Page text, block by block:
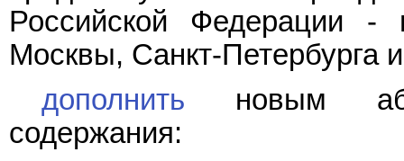
Российской Федерации -
Москвы, Санкт-Петербурга
дополнить новым
содержания: